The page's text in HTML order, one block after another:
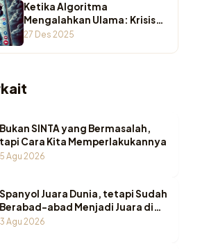
Ketika Algoritma
Mengalahkan Ulama: Krisis
Otoritas Keagamaan di
27 Des 2025
Bukan SINTA yang Bermasalah,
tapi Cara Kita Memperlakukannya
5 Agu 2026
Spanyol Juara Dunia, tetapi Sudah
Berabad-abad Menjadi Juara di
Pesantren Indonesia
3 Agu 2026